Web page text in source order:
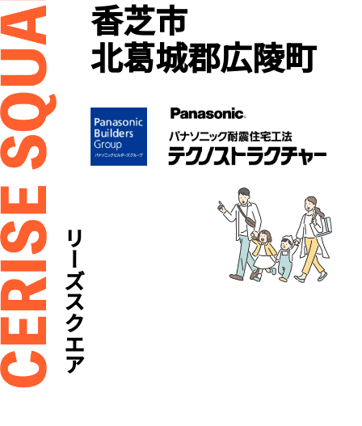
セリーズスクエア
香芝市
北葛城郡広陵町